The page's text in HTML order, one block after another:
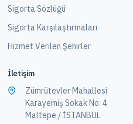
Sigorta Sözlüğü
Sigorta Karşılaştırmaları
Hizmet Verilen Şehirler
İletişim
Zümrütevler Mahallesi
Karayemiş Sokak No: 4
Maltepe / İSTANBUL